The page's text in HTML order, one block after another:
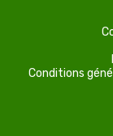
Conditions